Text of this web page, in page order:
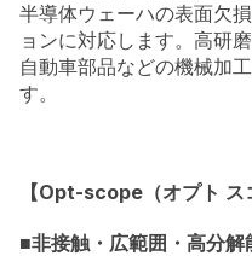
半導体ウェーハの表面欠
ョンに対応します。高研
自動車部品などの機械加
す。
【Opt-scope（オプト ス
■非接触・広範囲・高分解